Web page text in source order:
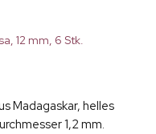
12 mm, 6 Stk.
Madagaskar, helles
1,2 mm.